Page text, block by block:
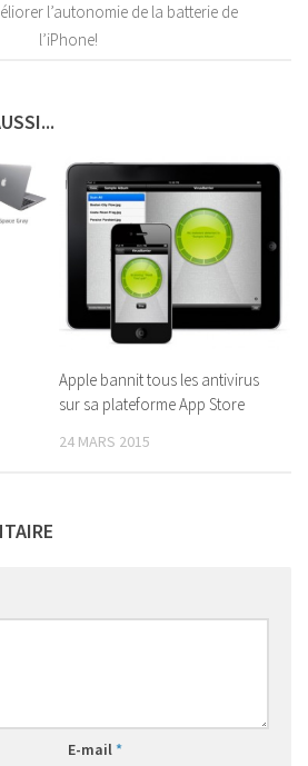
l’autonomie de la batterie de
l’iPhone!
Apple bannit tous les antivirus
sur sa plateforme App Store
24 MARS 2015
E-mail *